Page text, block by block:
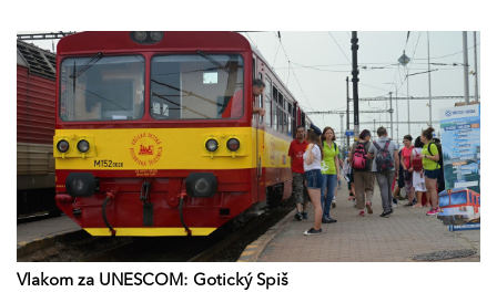
Vlakom za UNESCOM: Gotický Spiš